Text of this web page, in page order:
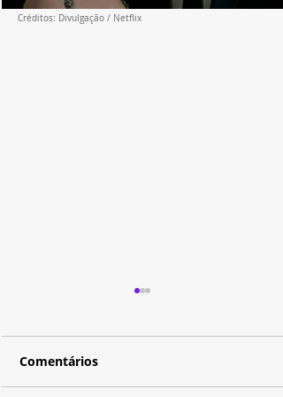
Créditos: Divulgação / Netflix
Comentários